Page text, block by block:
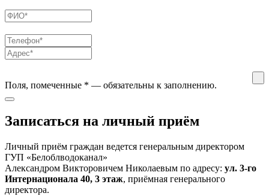
Поля, помеченные * — обязательны к заполнению.
Записаться на личный приём
Личный приём граждан ведется генеральным директором
ГУП «Белоблводоканал»
Александром Викторовичем Николаевым по адресу: ул. 3-го
Интернационала 40, 3 этаж, приёмная генерального
директора.